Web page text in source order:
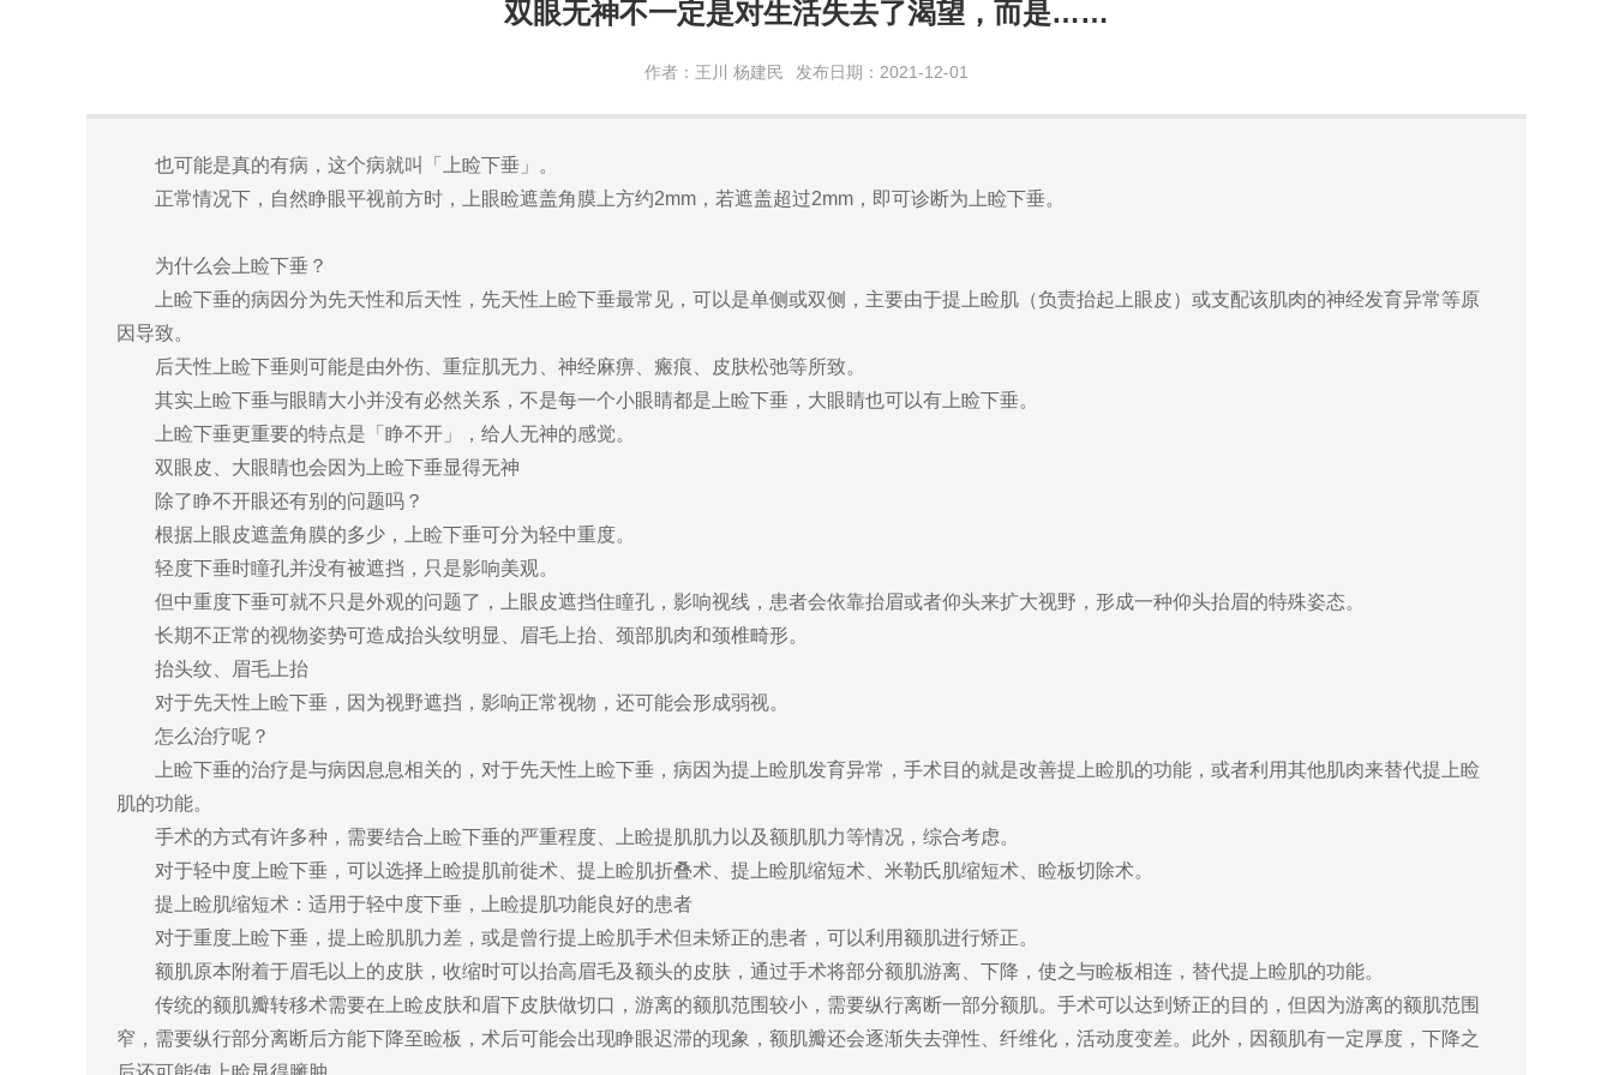
双眼无神不一定是对生活失去了渴望，而是……
作者：王川 杨建民 发布日期：2021-12-01
也可能是真的有病，这个病就叫「上睑下垂」。
正常情况下，自然睁眼平视前方时，上眼睑遮盖角膜上方约2mm，若遮盖超过2mm，即可诊断为上睑下垂。
为什么会上睑下垂？
上睑下垂的病因分为先天性和后天性，先天性上睑下垂最常见，可以是单侧或双侧，主要由于提上睑肌（负责抬起上眼皮）或支配该肌肉的神经发育异常等原
因导致。
后天性上睑下垂则可能是由外伤、重症肌无力、神经麻痹、瘢痕、皮肤松弛等所致。
其实上睑下垂与眼睛大小并没有必然关系，不是每一个小眼睛都是上睑下垂，大眼睛也可以有上睑下垂。
上睑下垂更重要的特点是「睁不开」，给人无神的感觉。
双眼皮、大眼睛也会因为上睑下垂显得无神
除了睁不开眼还有别的问题吗？
根据上眼皮遮盖角膜的多少，上睑下垂可分为轻中重度。
轻度下垂时瞳孔并没有被遮挡，只是影响美观。
但中重度下垂可就不只是外观的问题了，上眼皮遮挡住瞳孔，影响视线，患者会依靠抬眉或者仰头来扩大视野，形成一种仰头抬眉的特殊姿态。
长期不正常的视物姿势可造成抬头纹明显、眉毛上抬、颈部肌肉和颈椎畸形。
抬头纹、眉毛上抬
对于先天性上睑下垂，因为视野遮挡，影响正常视物，还可能会形成弱视。
怎么治疗呢？
上睑下垂的治疗是与病因息息相关的，对于先天性上睑下垂，病因为提上睑肌发育异常，手术目的就是改善提上睑肌的功能，或者利用其他肌肉来替代提上睑
肌的功能。
手术的方式有许多种，需要结合上睑下垂的严重程度、上睑提肌肌力以及额肌肌力等情况，综合考虑。
对于轻中度上睑下垂，可以选择上睑提肌前徙术、提上睑肌折叠术、提上睑肌缩短术、米勒氏肌缩短术、睑板切除术。
提上睑肌缩短术：适用于轻中度下垂，上睑提肌功能良好的患者
对于重度上睑下垂，提上睑肌肌力差，或是曾行提上睑肌手术但未矫正的患者，可以利用额肌进行矫正。
额肌原本附着于眉毛以上的皮肤，收缩时可以抬高眉毛及额头的皮肤，通过手术将部分额肌游离、下降，使之与睑板相连，替代提上睑肌的功能。
传统的额肌瓣转移术需要在上睑皮肤和眉下皮肤做切口，游离的额肌范围较小，需要纵行离断一部分额肌。手术可以达到矫正的目的，但因为游离的额肌范围
窄，需要纵行部分离断后方能下降至睑板，术后可能会出现睁眼迟滞的现象，额肌瓣还会逐渐失去弹性、纤维化，活动度变差。此外，因额肌有一定厚度，下降之